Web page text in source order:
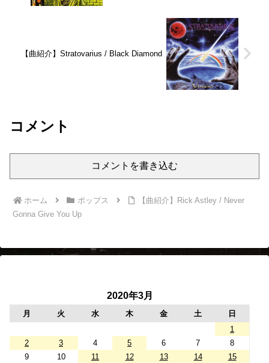
【曲紹介】Stratovarius / Black Diamond
コメント
コメントを書き込む
ホーム ポップス
【曲紹介】Rick Astley / Never
Gonna Give You Up
2020年3月
月 火 水 木 金 土
日
1
2
3 4 5 6 7
8
9
10 11 12 13 14
15